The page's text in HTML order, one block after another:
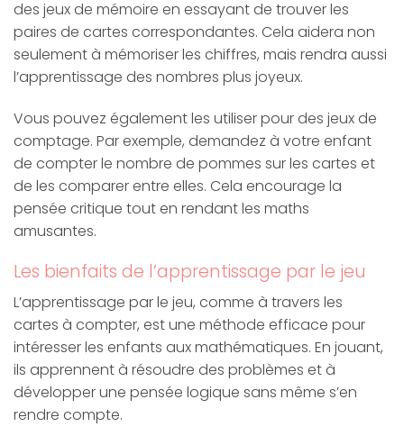
des jeux de mémoire en essayant de trouver les
paires de cartes correspondantes. Cela aidera non
seulement à mémoriser les chiffres, mais rendra aussi
l’apprentissage des nombres plus joyeux.
Vous pouvez également les utiliser pour des jeux de
comptage. Par exemple, demandez à votre enfant
de compter le nombre de pommes sur les cartes et
de les comparer entre elles. Cela encourage la
pensée critique tout en rendant les maths
amusantes.
Les bienfaits de l’apprentissage par le jeu
L’apprentissage par le jeu, comme à travers les
cartes à compter, est une méthode efficace pour
intéresser les enfants aux mathématiques. En jouant,
ils apprennent à résoudre des problèmes et à
développer une pensée logique sans même s’en
rendre compte.